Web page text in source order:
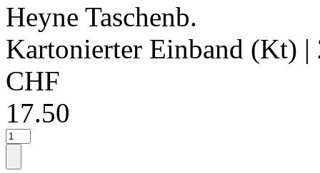
Heyne Taschenb.
Kartonierter Einband (Kt) |
CHF
17.50